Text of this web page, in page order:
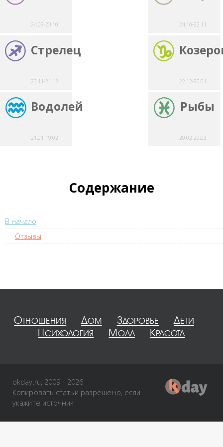
24.09-23.10 24.10-22.11
Стрелец
23.11-21.12 22.12-20.01
Водолей
21.01-19.02
Рыбы
20.02-20.03
Содержание
В начало
Отзывы
Отношения Дом Здоровье
Дети
Психология
Мода Красота
okday.ru, 2009 - 2026
Копировать статьи разрешено, если
укажите источник